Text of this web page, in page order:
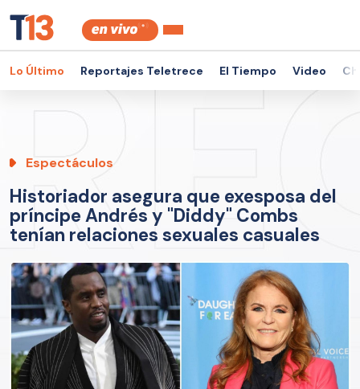
Lo Último Reportajes Teletrece El Tiempo Video
Espectáculos
Historiador asegura que exesposa del
príncipe Andrés y "Diddy" Combs
tenían relaciones sexuales casuales